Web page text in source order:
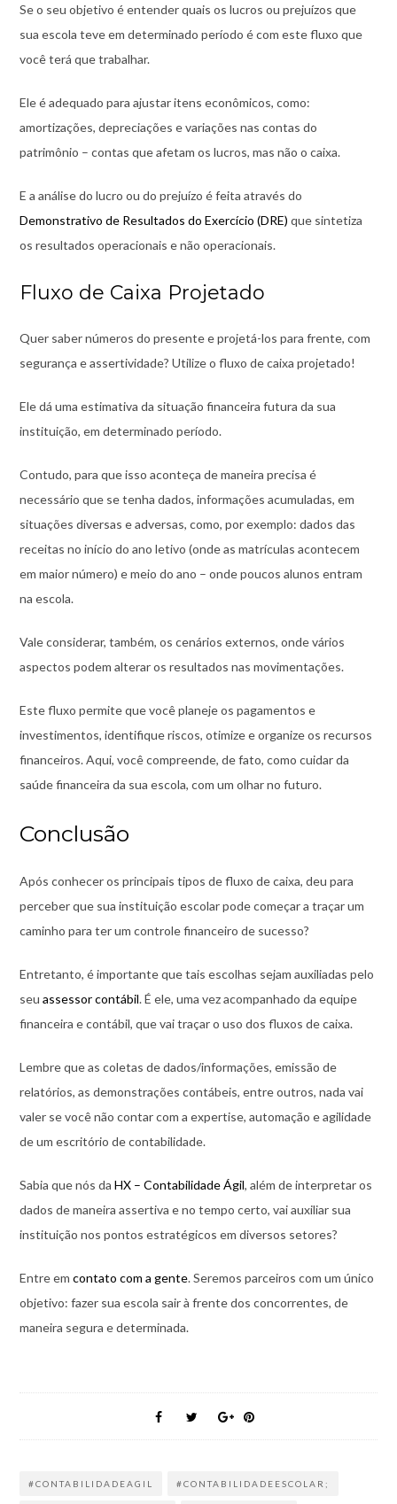
Se o seu objetivo é entender quais os lucros ou prejuízos que
sua escola teve em determinado período é com este fluxo que
você terá que trabalhar.
Ele é adequado para ajustar itens econômicos, como:
amortizações, depreciações e variações nas contas do
patrimônio – contas que afetam os lucros, mas não o caixa.
E a análise do lucro ou do prejuízo é feita através do
Demonstrativo de Resultados do Exercício (DRE) que sintetiza
os resultados operacionais e não operacionais.
Fluxo de Caixa Projetado
Quer saber números do presente e projetá-los para frente, com
segurança e assertividade? Utilize o fluxo de caixa projetado!
Ele dá uma estimativa da situação financeira futura da sua
instituição, em determinado período.
Contudo, para que isso aconteça de maneira precisa é
necessário que se tenha dados, informações acumuladas, em
situações diversas e adversas, como, por exemplo: dados das
receitas no início do ano letivo (onde as matrículas acontecem
em maior número) e meio do ano – onde poucos alunos entram
na escola.
Vale considerar, também, os cenários externos, onde vários
aspectos podem alterar os resultados nas movimentações.
Este fluxo permite que você planeje os pagamentos e
investimentos, identifique riscos, otimize e organize os recursos
financeiros. Aqui, você compreende, de fato, como cuidar da
saúde financeira da sua escola, com um olhar no futuro.
Conclusão
Após conhecer os principais tipos de fluxo de caixa, deu para
perceber que sua instituição escolar pode começar a traçar um
caminho para ter um controle financeiro de sucesso?
Entretanto, é importante que tais escolhas sejam auxiliadas pelo
seu assessor contábil. É ele, uma vez acompanhado da equipe
financeira e contábil, que vai traçar o uso dos fluxos de caixa.
Lembre que as coletas de dados/informações, emissão de
relatórios, as demonstrações contábeis, entre outros, nada vai
valer se você não contar com a expertise, automação e agilidade
de um escritório de contabilidade.
Sabia que nós da HX – Contabilidade Ágil, além de interpretar os
dados de maneira assertiva e no tempo certo, vai auxiliar sua
instituição nos pontos estratégicos em diversos setores?
Entre em contato com a gente. Seremos parceiros com um único
objetivo: fazer sua escola sair à frente dos concorrentes, de
maneira segura e determinada.
#CONTABILIDADEAGIL #CONTABILIDADEESCOLAR;